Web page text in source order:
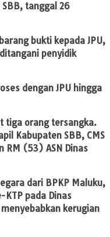
tanggal 26
bukti kepada JPU,
penyidik
dengan JPU hingga
tiga orang tersangka.
Kabupaten SBB, CMS
RM (53) ASN Dinas
dari BPKP Maluku,
pada Dinas
kerugian